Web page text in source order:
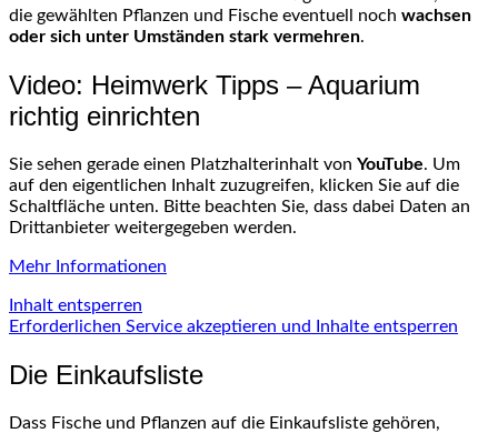
die gewählten Pflanzen und Fische eventuell noch wachsen
oder sich unter Umständen stark vermehren.
Video: Heimwerk Tipps – Aquarium
richtig einrichten
Sie sehen gerade einen Platzhalterinhalt von YouTube. Um
auf den eigentlichen Inhalt zuzugreifen, klicken Sie auf die
Schaltfläche unten. Bitte beachten Sie, dass dabei Daten an
Drittanbieter weitergegeben werden.
Mehr Informationen
Inhalt entsperren
Erforderlichen Service akzeptieren und Inhalte entsperren
Die Einkaufsliste
Dass Fische und Pflanzen auf die Einkaufsliste gehören,